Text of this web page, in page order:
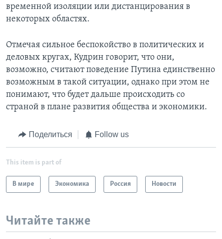
временной изоляции или дистанцирования в
некоторых областях.
Отмечая сильное беспокойство в политических и
деловых кругах, Кудрин говорит, что они,
возможно, считают поведение Путина единственно
возможным в такой ситуации, однако при этом не
понимают, что будет дальше происходить со
страной в плане развития общества и экономики.
Поделиться Follow us
This item is part of
В мире Экономика Россия Новости
Читайте также